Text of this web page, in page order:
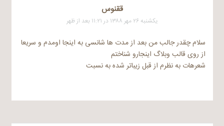
ققنوس
یکشنبه ۲۶ مهر ۱۳۸۸ در ۱۱:۲۱ بعد از ظهر
سلام چقدر جالب من بعد از مدت ها شانسی به اینجا اومدم و سریعا
از روی قالب وبلاگ اینجارو شناختم
شعرهات به نظرم از قبل زیباتر شده به نسبت